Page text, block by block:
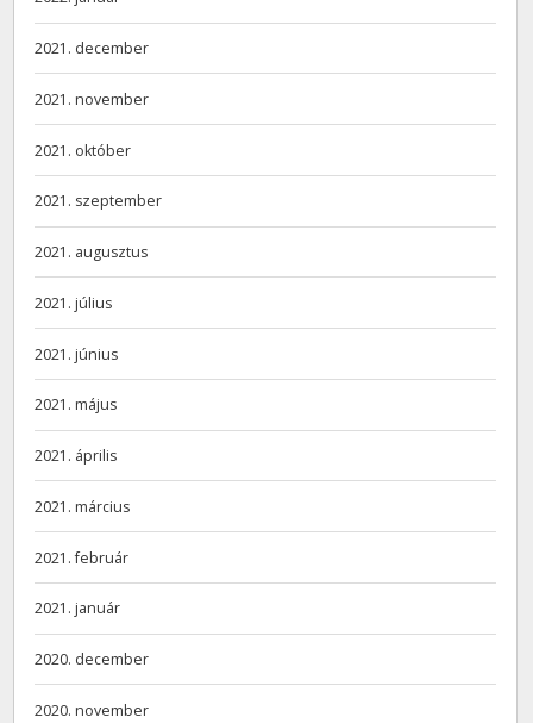
2021. december
2021. november
2021. október
2021. szeptember
2021. augusztus
2021. július
2021. június
2021. május
2021. április
2021. március
2021. február
2021. január
2020. december
2020. november